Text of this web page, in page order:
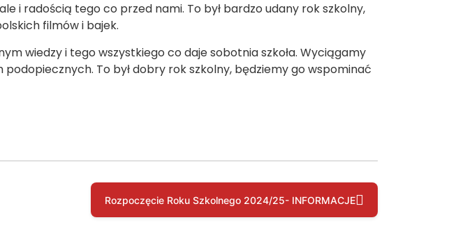
i radością tego co przed nami. To był bardzo udany rok szkolny,
filmów i bajek.
wiedzy i tego wszystkiego co daje sobotnia szkoła. Wyciągamy
To był dobry rok szkolny, będziemy go wspominać
Rozpoczęcie Roku Szkolnego 2024/25- INFORMACJE